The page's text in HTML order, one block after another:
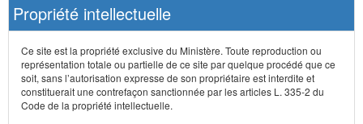
Propriété intellectuelle
Ce site est la propriété exclusive du Ministère. Toute reproduction ou
représentation totale ou partielle de ce site par quelque procédé que ce
soit, sans l’autorisation expresse de son propriétaire est interdite et
constituerait une contrefaçon sanctionnée par les articles L. 335-2 du
Code de la propriété intellectuelle.